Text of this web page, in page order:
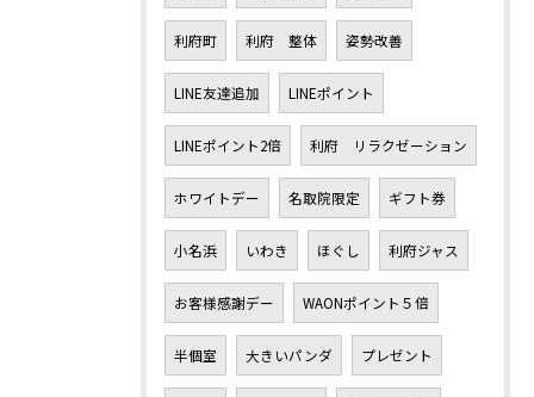
利府町 利府 整体 姿勢改善
LINE友達追加 LINEポイント
LINEポイント2倍 利府 リラクゼーション
ホワイトデー 名取院限定 ギフト券
小名浜 いわき ほぐし 利府ジャス
お客様感謝デー WAONポイント５倍
半個室 大きいパンダ プレゼント